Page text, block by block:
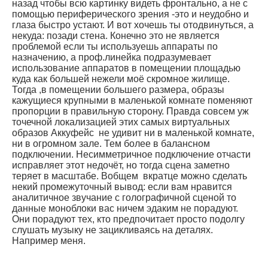
назад чтобы всю картинку видеть фронтально, а не с
помощью периферического зрения -это и неудобно и
глаза быстро устают. И вот хочешь ты отодвинуться, а
некуда: позади стена. Конечно это не является
проблемой если ты используешь аппараты по
назначению, а проф.линейка подразумевает
использование аппаратов в помещении площадью
куда как большей нежели моё скромное жилище.
Тогда ,в помещении большего размера, образы
кажущиеся крупными в маленькой комнате поменяют
пропорции в правильную сторону. Правда совсем уж
точечной локализацией этих самых виртуальных
образов Аккуфейс не удивит ни в маленькой комнате,
ни в огромном зале. Тем более в балансном
подключении. Несимметричное подключение отчасти
исправляет этот недочёт, но тогда сцена заметно
теряет в масштабе. Вобщем вкратце можно сделать
некий промежуточный вывод: если вам нравится
аналитичное звучание с голографичной сценой то
данные моноблоки вас ничем эдаким не порадуют.
Они порадуют тех, кто предпочитает просто подолгу
слушать музыку не зацикливаясь на деталях.
Например меня.